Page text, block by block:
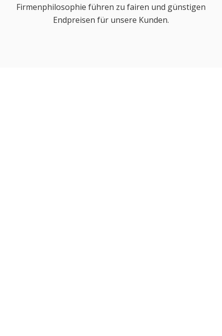
Firmenphilosophie führen zu fairen und günstigen
Endpreisen für unsere Kunden.